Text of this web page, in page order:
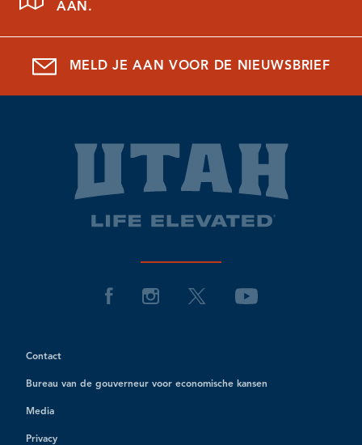
AAN.
MELD JE AAN VOOR DE NIEUWSBRIEF
Contact
Bureau van de gouverneur voor economische kansen
Media
Privacy